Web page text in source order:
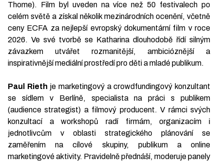
Thome). Film byl uveden na více než 50 festivalech po
celém světě a získal několik mezinárodních ocenění, včetně
ceny ECFA za nejlepší evropský dokumentární film v roce
2026. Ve své tvorbě se Katharina dlouhodobě řídí silným
závazkem utvářet rozmanitější, ambicióznější a
inspirativnější mediální prostředí pro děti a mladé publikum.
Paul Rieth je marketingový a crowdfundingový konzultant
se sídlem v Berlíně, specialista na práci s publikem
(audience strategist) a filmový producent. V rámci svých
konzultací a workshopů radí firmám, organizacím i
jednotlivcům v oblasti strategického plánování se
zaměřením na cílové skupiny, publikum a online
marketingové aktivity. Pravidelně přednáší, moderuje panely